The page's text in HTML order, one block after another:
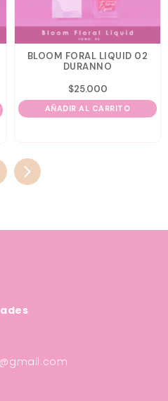
BLOOM FORAL LIQUID 02
DURANNO
$25.000
AÑADIR AL CARRITO